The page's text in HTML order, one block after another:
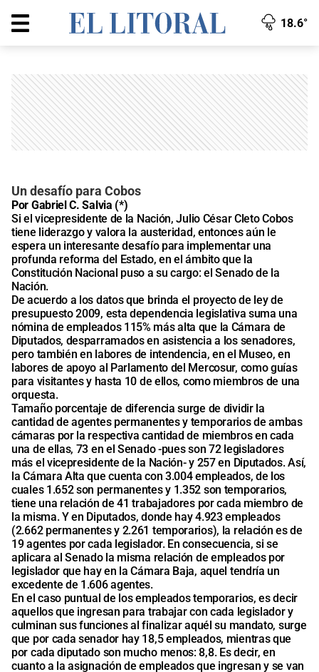
18.6°
Un desafío para Cobos
Por Gabriel C. Salvia (*)
Si el vicepresidente de la Nación, Julio César Cleto Cobos
tiene liderazgo y valora la austeridad, entonces aún le
espera un interesante desafío para implementar una
profunda reforma del Estado, en el ámbito que la
Constitución Nacional puso a su cargo: el Senado de la
Nación.
De acuerdo a los datos que brinda el proyecto de ley de
presupuesto 2009, esta dependencia legislativa suma una
nómina de empleados 115% más alta que la Cámara de
Diputados, desparramados en asistencia a los senadores,
pero también en labores de intendencia, en el Museo, en
labores de apoyo al Parlamento del Mercosur, como guías
para visitantes y hasta 10 de ellos, como miembros de una
orquesta.
Tamaño porcentaje de diferencia surge de dividir la
cantidad de agentes permanentes y temporarios de ambas
cámaras por la respectiva cantidad de miembros en cada
una de ellas, 73 en el Senado -pues son 72 legisladores
más el vicepresidente de la Nación- y 257 en Diputados. Así,
la Cámara Alta que cuenta con 3.004 empleados, de los
cuales 1.652 son permanentes y 1.352 son temporarios,
tiene una relación de 41 trabajadores por cada miembro de
la misma. Y en Diputados, donde hay 4.923 empleados
(2.662 permanentes y 2.261 temporarios), la relación es de
19 agentes por cada legislador. En consecuencia, si se
aplicara al Senado la misma relación de empleados por
legislador que hay en la Cámara Baja, aquel tendría un
excedente de 1.606 agentes.
En el caso puntual de los empleados temporarios, es decir
aquellos que ingresan para trabajar con cada legislador y
culminan sus funciones al finalizar aquél su mandato, surge
que por cada senador hay 18,5 empleados, mientras que
por cada diputado son mucho menos: 8,8. Es decir, en
cuanto a la asignación de empleados que ingresan y se van